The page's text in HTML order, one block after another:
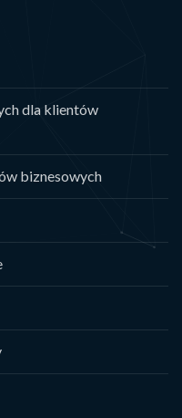
dla klientów
biznesowych